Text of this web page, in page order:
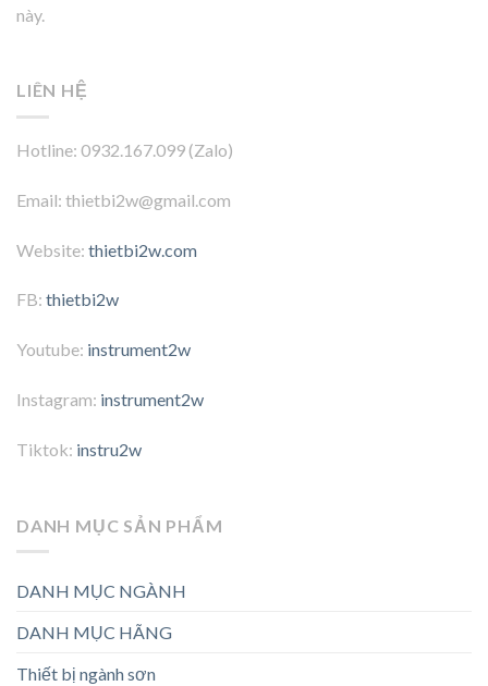
này.
LIÊN HỆ
Hotline: 0932.167.099 (Zalo)
Email: thietbi2w@gmail.com
Website: thietbi2w.com
FB: thietbi2w
Youtube: instrument2w
Instagram: instrument2w
Tiktok: instru2w
DANH MỤC SẢN PHẨM
DANH MỤC NGÀNH
DANH MỤC HÃNG
Thiết bị ngành sơn